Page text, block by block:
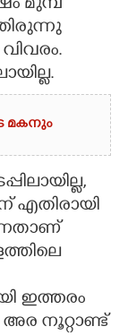
മുമ്പ്
മകനും
എതിരായി
ഇത്തരം
അര നൂറ്റാണ്ട്